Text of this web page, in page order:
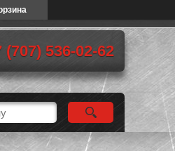
(707) 536-02-62